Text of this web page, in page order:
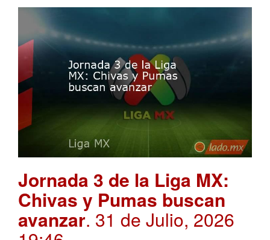
Jornada 3 de la Liga MX:
Chivas y Pumas buscan
avanzar. 31 de Julio, 2026